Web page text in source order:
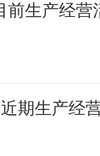
前生产经营
期生产经
化 热讯